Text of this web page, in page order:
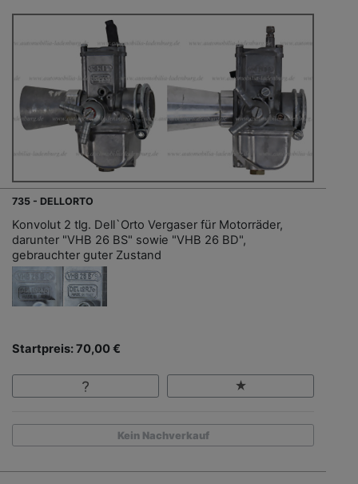
735 - DELLORTO
Konvolut 2 tlg. Dell`Orto Vergaser für Motorräder,
darunter "VHB 26 BS" sowie "VHB 26 BD",
gebrauchter guter Zustand
Startpreis: 70,00 €
Kein Nachverkauf